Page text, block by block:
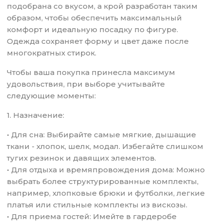
подобрана со вкусом, а крой разработан таким
образом, чтобы обеспечить максимальный
комфорт и идеальную посадку по фигуре.
Одежда сохраняет форму и цвет даже после
многократных стирок.
Чтобы ваша покупка принесла максимум
удовольствия, при выборе учитывайте
следующие моменты:
1. Назначение:
• Для сна: Выбирайте самые мягкие, дышащие
ткани - хлопок, шелк, модал. Избегайте слишком
тугих резинок и давящих элементов.
• Для отдыха и времяпровождения дома: Можно
выбрать более структурированные комплекты,
например, хлопковые брюки и футболки, легкие
платья или стильные комплекты из вискозы.
• Для приема гостей: Имейте в гардеробе